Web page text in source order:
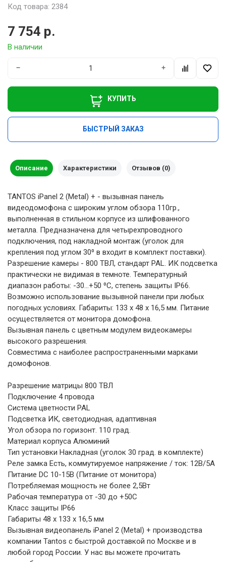
Код товара: 2384
7 754 р.
В наличии
− +
КУПИТЬ
БЫСТРЫЙ ЗАКАЗ
Описание Характеристики Отзывов (0)
TANTOS iPanel 2 (Metal) + - вызывная панель
видеодомофона с широким углом обзора 110гр.,
выполненная в стильном корпусе из шлифованного
металла. Предназначена для четырехпроводного
подключения, под накладной монтаж (уголок для
крепления под углом 30⁰ в входит в комплект поставки).
Разрешение камеры - 800 ТВЛ, стандарт PAL. ИК подсветка
практически не видимая в темноте. Температурный
диапазон работы: -30...+50 ⁰С, степень защиты IP66.
Возможно использование вызывной панели при любых
погодных условиях. Габариты: 133 x 48 x 16,5 мм. Питание
осуществляется от монитора домофона.
Вызывная панель с цветным модулем видеокамеры
высокого разрешения.
Совместима с наиболее распространенными марками
домофонов.
Разрешение матрицы 800 ТВЛ
Подключение 4 провода
Система цветности PAL
Подсветка ИК, светодиодная, адаптивная
Угол обзора по горизонт. 110 град.
Материал корпуса Алюминий
Тип установки Накладная (уголок 30 град. в комплекте)
Реле замка Есть, коммутируемое напряжение / ток: 12В/5А
Питание DC 10-15В (Питание от монитора)
Потребляемая мощность не более 2,5Вт
Рабочая температура от -30 до +50С
Класс защиты IP66
Габариты 48 x 133 x 16,5 мм
Вызывная видеопанель iPanel 2 (Metal) + производства
компании Tantos с быстрой доставкой по Москве и в
любой город России. У нас вы можете прочитать